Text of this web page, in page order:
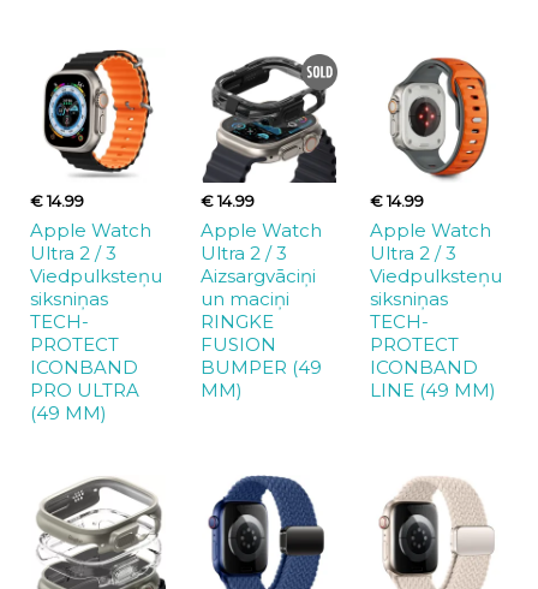
€ 14.99
Apple Watch
Ultra 2 / 3
Viedpulksteņu
siksniņas
TECH-
PROTECT
ICONBAND
PRO ULTRA
(49 MM)
€ 14.99
Apple Watch
Ultra 2 / 3
Aizsargvāciņi
un maciņi
RINGKE
FUSION
BUMPER (49
MM)
€ 14.99
Apple Watch
Ultra 2 / 3
Viedpulksteņu
siksniņas
TECH-
PROTECT
ICONBAND
LINE (49 MM)